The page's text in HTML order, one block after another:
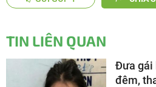
TIN LIÊN QUAN
Đưa gái
đêm,